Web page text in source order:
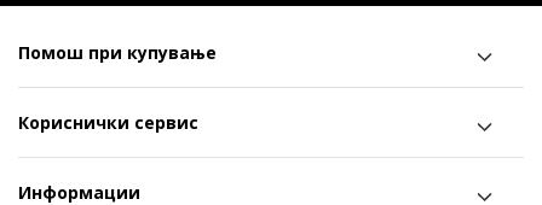
Помош при купување
Кориснички сервис
Информации